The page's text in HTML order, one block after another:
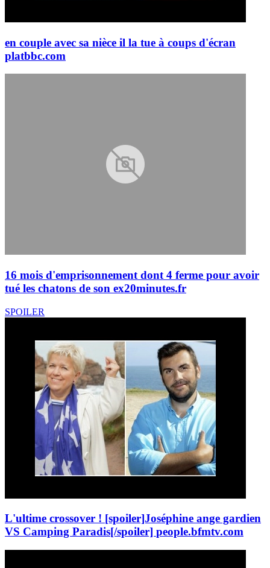
en couple avec sa nièce il la tue à coups d'écran
platbbc.com
16 mois d'emprisonnement dont 4 ferme pour avoir
tué les chatons de son ex20minutes.fr
SPOILER
L'ultime crossover ! [spoiler]Joséphine ange gardien
VS Camping Paradis[/spoiler] people.bfmtv.com